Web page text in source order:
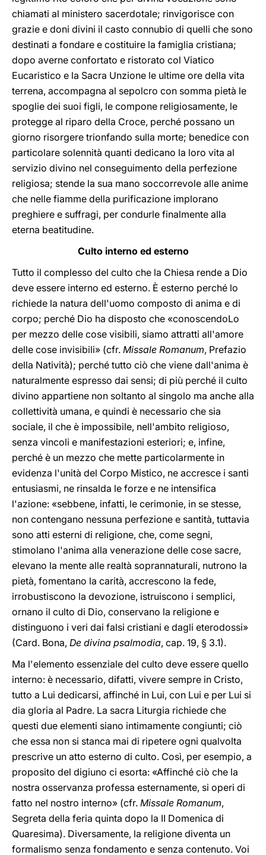
chiamati al ministero sacerdotale; rinvigorisce con
grazie e doni divini il casto connubio di quelli che sono
destinati a fondare e costituire la famiglia cristiana;
dopo averne confortato e ristorato col Viatico
Eucaristico e la Sacra Unzione le ultime ore della vita
terrena, accompagna al sepolcro con somma pietà le
spoglie dei suoi figli, le compone religiosamente, le
protegge al riparo della Croce, perché possano un
giorno risorgere trionfando sulla morte; benedice con
particolare solennità quanti dedicano la loro vita al
servizio divino nel conseguimento della perfezione
religiosa; stende la sua mano soccorrevole alle anime
che nelle fiamme della purificazione implorano
preghiere e suffragi, per condurle finalmente alla
eterna beatitudine.
Culto interno ed esterno
Tutto il complesso del culto che la Chiesa rende a Dio
deve essere interno ed esterno. È esterno perché lo
richiede la natura dell'uomo composto di anima e di
corpo; perché Dio ha disposto che «conoscendoLo
per mezzo delle cose visibili, siamo attratti all'amore
delle cose invisibili» (cfr. Missale Romanum, Prefazio
della Natività); perché tutto ciò che viene dall'anima è
naturalmente espresso dai sensi; di più perché il culto
divino appartiene non soltanto al singolo ma anche alla
collettività umana, e quindi è necessario che sia
sociale, il che è impossibile, nell'ambito religioso,
senza vincoli e manifestazioni esteriori; e, infine,
perché è un mezzo che mette particolarmente in
evidenza l'unità del Corpo Mistico, ne accresce i santi
entusiasmi, ne rinsalda le forze e ne intensifica
l'azione: «sebbene, infatti, le cerimonie, in se stesse,
non contengano nessuna perfezione e santità, tuttavia
sono atti esterni di religione, che, come segni,
stimolano l'anima alla venerazione delle cose sacre,
elevano la mente alle realtà soprannaturali, nutrono la
pietà, fomentano la carità, accrescono la fede,
irrobustiscono la devozione, istruiscono i semplici,
ornano il culto di Dio, conservano la religione e
distinguono i veri dai falsi cristiani e dagli eterodossi»
(Card. Bona, De divina psalmodia, cap. 19, § 3.1).
Ma l'elemento essenziale del culto deve essere quello
interno: è necessario, difatti, vivere sempre in Cristo,
tutto a Lui dedicarsi, affinché in Lui, con Lui e per Lui si
dia gloria al Padre. La sacra Liturgia richiede che
questi due elementi siano intimamente congiunti; ciò
che essa non si stanca mai di ripetere ogni qualvolta
prescrive un atto esterno di culto. Così, per esempio, a
proposito del digiuno ci esorta: «Affinché ciò che la
nostra osservanza professa esternamente, si operi di
fatto nel nostro interno» (cfr. Missale Romanum,
Segreta della feria quinta dopo la II Domenica di
Quaresima). Diversamente, la religione diventa un
formalismo senza fondamento e senza contenuto. Voi